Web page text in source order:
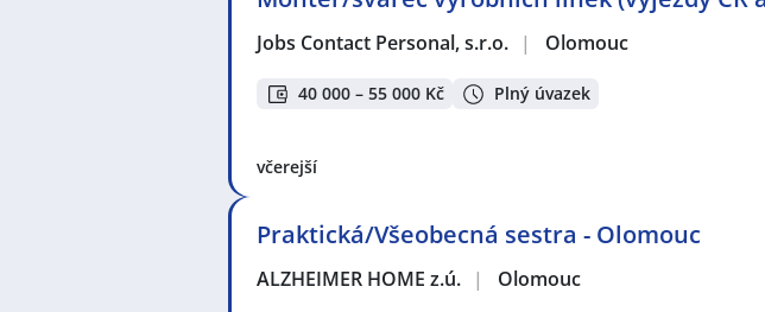
Jobs Contact Personal, s.r.o. | Olomouc
40 000 – 55 000 Kč Plný úvazek
včerejší
Praktická/Všeobecná sestra - Olomouc
ALZHEIMER HOME z.ú. | Olomouc